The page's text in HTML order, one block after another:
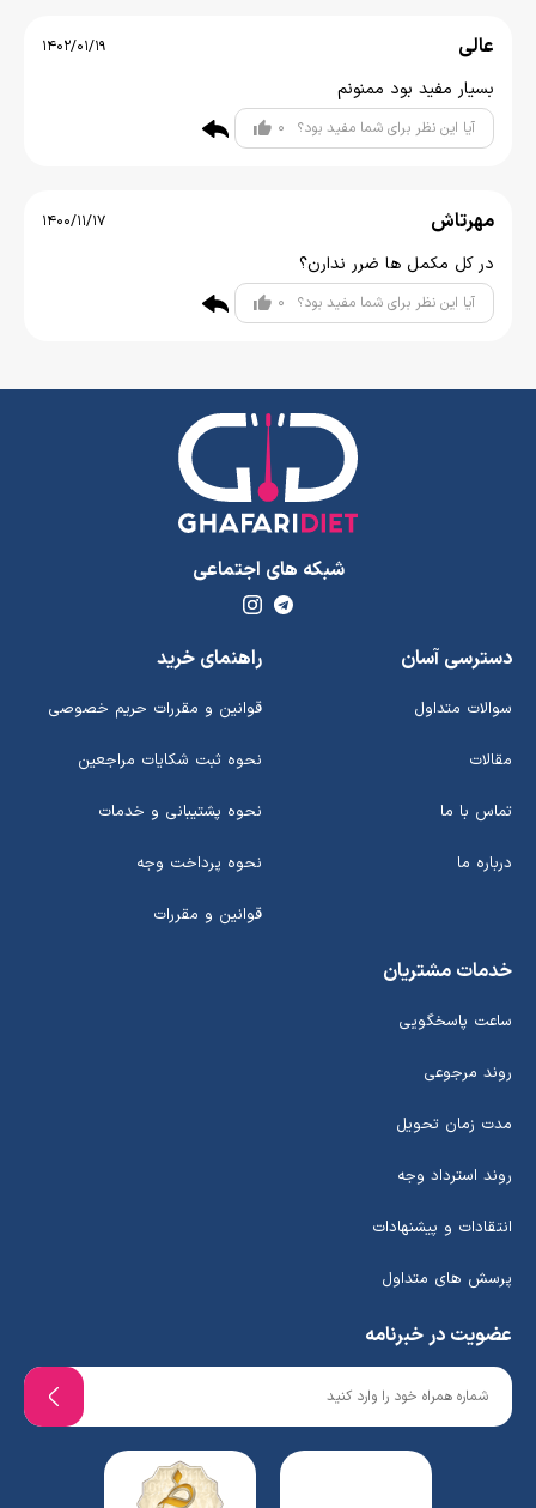
عالی 1402/01/19
بسیار مفید بود ممنونم
آیا این نظر برای شما مفید بود؟ 0
مهرتاش 1400/11/17
در کل مکمل ها ضرر ندارن؟
آیا این نظر برای شما مفید بود؟ 0
شبکه های اجتماعی
دسترسی آسان
سوالات متداول
مقالات
تماس با ما
درباره ما
راهنمای خرید
قوانین و مقررات حریم خصوصی
نحوه ثبت شکایات مراجعین
نحوه پشتیبانی و خدمات
نحوه پرداخت وجه
قوانین و مقررات
خدمات مشتریان
ساعت پاسخگویی
روند مرجوعی
مدت زمان تحویل
روند استرداد وجه
انتقادات و پیشنهادات
پرسش های متداول
عضویت در خبرنامه